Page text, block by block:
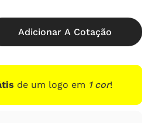
Adicionar A Cotação
de um logo em 1 cor!